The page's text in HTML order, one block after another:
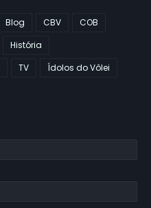
Blog CBV
COB
História
TV Ídolos do Vôlei